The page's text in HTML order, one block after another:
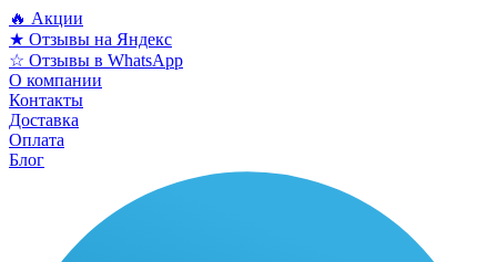
🔥 Акции
★ Отзывы на Яндекс
☆ Отзывы в WhatsApp
О компании
Контакты
Доставка
Оплата
Блог